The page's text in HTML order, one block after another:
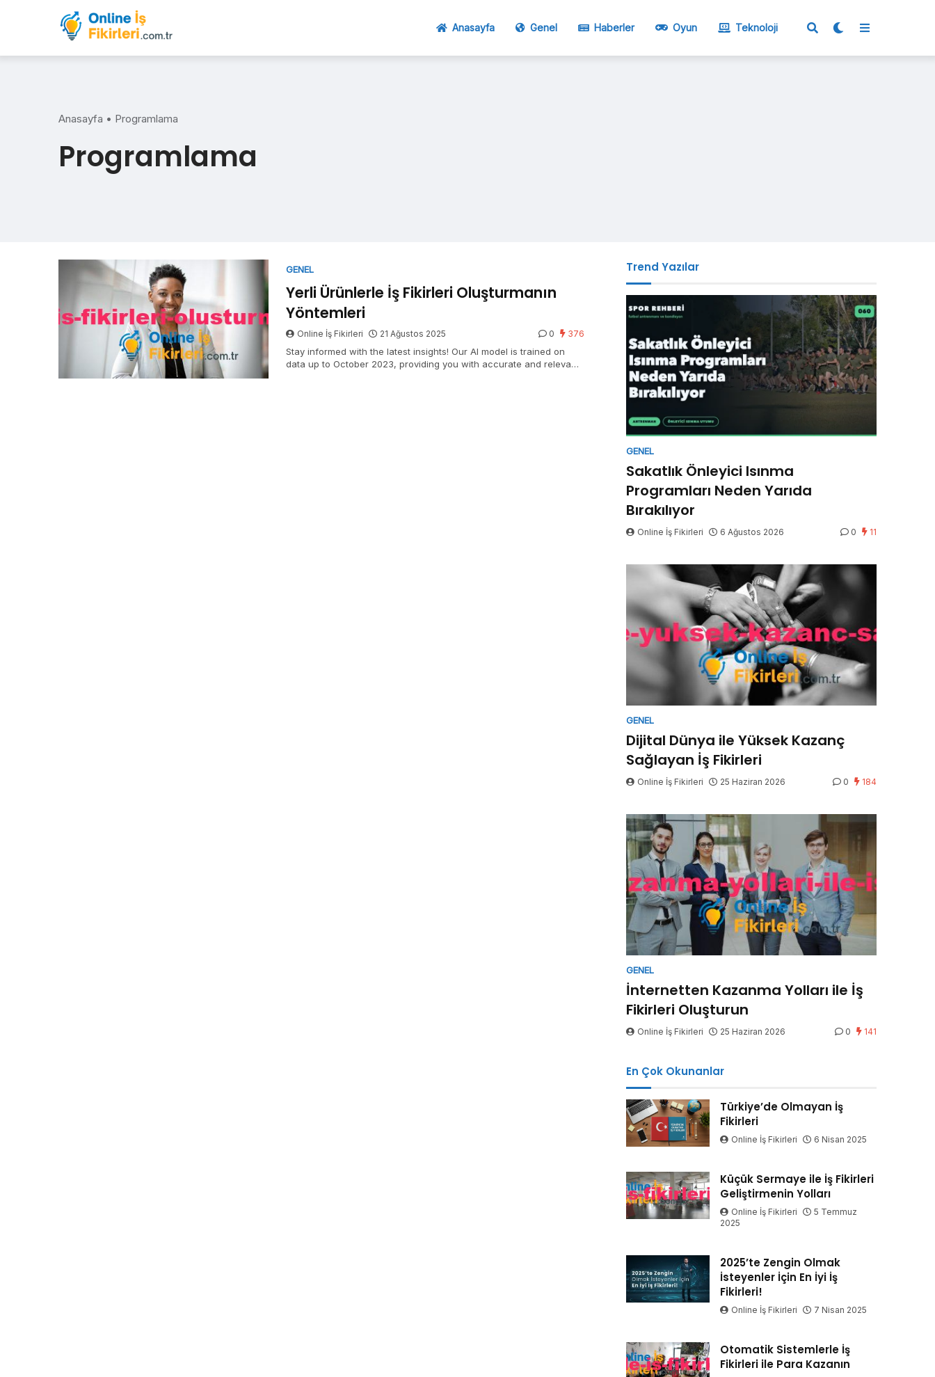
Anasayfa Genel Haberler Oyun Teknoloji
Anasayfa • Programlama
Programlama
GENEL
Yerli Ürünlerle İş Fikirleri Oluşturmanın
Yöntemleri
Online İş Fikirleri 21 Ağustos 2025 0 376
Stay informed with the latest insights! Our AI model is trained on
data up to October 2023, providing you with accurate and relevant
Trend Yazılar
GENEL
Sakatlık Önleyici Isınma
Programları Neden Yarıda
Bırakılıyor
Online İş Fikirleri 6 Ağustos 2026 0 11
GENEL
Dijital Dünya ile Yüksek Kazanç
Sağlayan İş Fikirleri
Online İş Fikirleri 25 Haziran 2026 0 184
GENEL
İnternetten Kazanma Yolları ile İş
Fikirleri Oluşturun
Online İş Fikirleri 25 Haziran 2026 0 141
En Çok Okunanlar
Türkiye’de Olmayan İş
Fikirleri
Online İş Fikirleri 6 Nisan 2025
Küçük Sermaye ile İş Fikirleri
Geliştirmenin Yolları
Online İş Fikirleri
5 Temmuz
2025
2025’te Zengin Olmak
İsteyenler İçin En İyi İş
Fikirleri!
Online İş Fikirleri 7 Nisan 2025
Otomatik Sistemlerle İş
Fikirleri ile Para Kazanın